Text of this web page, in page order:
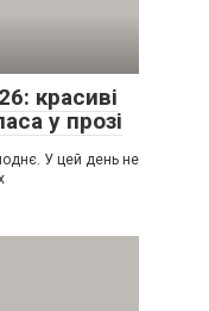
красиві
у прозі
У цей день не